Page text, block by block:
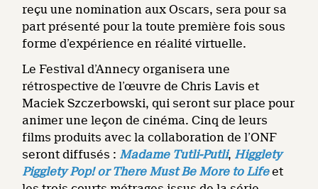
reçu une nomination aux Oscars, sera pour sa
part présenté pour la toute première fois sous
forme d’expérience en réalité virtuelle.
Le Festival d’Annecy organisera une
rétrospective de l’œuvre de Chris Lavis et
Maciek Szczerbowski, qui seront sur place pour
animer une leçon de cinéma. Cinq de leurs
films produits avec la collaboration de l’ONF
seront diffusés : Madame Tutli-Putli, Higglety
Pigglety Pop! or There Must Be More to Lifeet